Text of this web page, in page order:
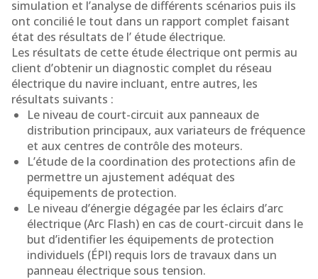
simulation et l’analyse de différents scénarios puis ils
ont concilié le tout dans un rapport complet faisant
état des résultats de l’ étude électrique.
Les résultats de cette étude électrique ont permis au
client d’obtenir un diagnostic complet du réseau
électrique du navire incluant, entre autres, les
résultats suivants :
Le niveau de court-circuit aux panneaux de
distribution principaux, aux variateurs de fréquence
et aux centres de contrôle des moteurs.
L’étude de la coordination des protections afin de
permettre un ajustement adéquat des
équipements de protection.
Le niveau d’énergie dégagée par les éclairs d’arc
électrique (Arc Flash) en cas de court-circuit dans le
but d’identifier les équipements de protection
individuels (ÉPI) requis lors de travaux dans un
panneau électrique sous tension.